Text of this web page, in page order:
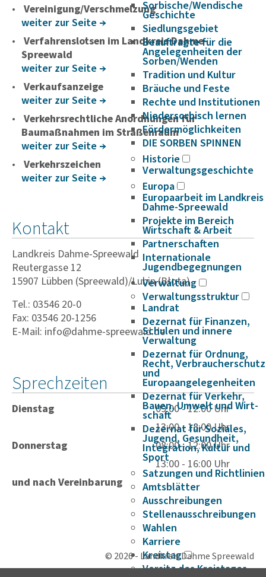
Sorbische/Wendische
Geschichte
Siedlungsgebiet
Beauftragte für die
Angelegenheiten der
Sorben/Wenden
Tradition und Kultur
Bräuche und Feste
Rechte und Institutionen
Niedersorbisch lernen
Fördermöglichkeiten
DIE SORBEN SPINNEN
Historie
Verwaltungsgeschichte
Europa
Europaarbeit im Landkreis
Dahme-Spreewald
Projekte im Bereich
Wirtschaft & Arbeit
Partnerschaften
Internationale
Jugendbegegnungen
Verwaltung
Verwaltungsstruktur
Landrat
Dezernat für Finanzen,
Schulen und innere
Verwaltung
Dezernat für Ordnung,
Recht, Verbraucherschutz
und
Europaangelegenheiten
Dezernat für Verkehr,
Bauen, Umwelt und Wirt­
schaft
Dezernat für Soziales,
Jugend, Gesundheit,
Integration, Kultur und
Sport
Satzungen und Richtlinien
Amtsblätter
Ausschreibungen
Stellenausschreibungen
Wahlen
Karriere
Kreistag
Vorsitz des Kreistages
Vereinigung/Verschmelzung
weiter zur Seite
Verfahrenslotsen im Landkreis Dahme-
Spreewald
weiter zur Seite
Verkaufsanzeige
weiter zur Seite
Verkehrsrechtliche Anordnungen für
Baumaßnahmen im Straßenraum
weiter zur Seite
Verkehrszeichen
weiter zur Seite
Kontakt
Landkreis Dahme-Spreewald
Reutergasse 12
15907 Lübben (Spreewald)/Lubin (Błota)
Tel.: 03546 20-0
Fax: 03546 20-1256
E-Mail: info@dahme-spreewald.de
Sprechzeiten
Dienstag
09:00 - 12:00 Uhr
13:00 - 18:00 Uhr
Donnerstag
08:00 - 12:00 Uhr
13:00 - 16:00 Uhr
und nach Vereinbarung
© 2026 - Landkreis Dahme Spreewald